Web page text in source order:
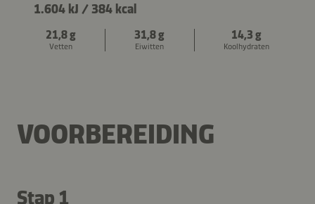
1.604 kJ / 384 kcal
21,8 g
Vetten
31,8 g
Eiwitten
14,3 g
Koolhydraten
VOORBEREIDING
Stap 1